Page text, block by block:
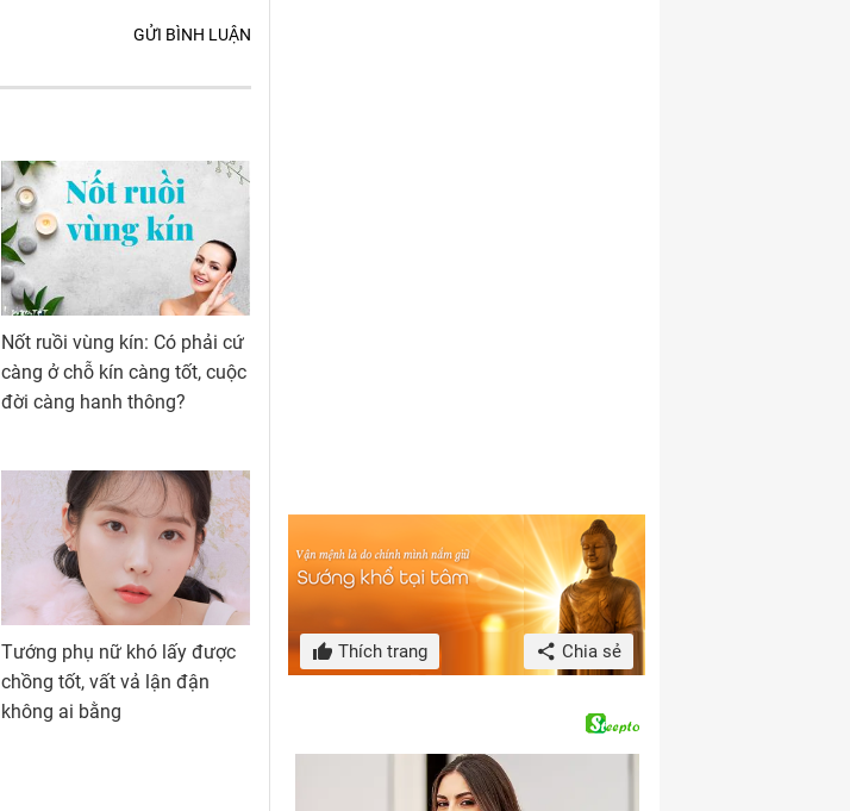
GỬI BÌNH LUẬN
Nốt ruồi vùng kín: Có phải cứ
càng ở chỗ kín càng tốt, cuộc
đời càng hanh thông?
Tướng phụ nữ khó lấy được
chồng tốt, vất vả lận đận
không ai bằng
Thích trang Chia sẻ